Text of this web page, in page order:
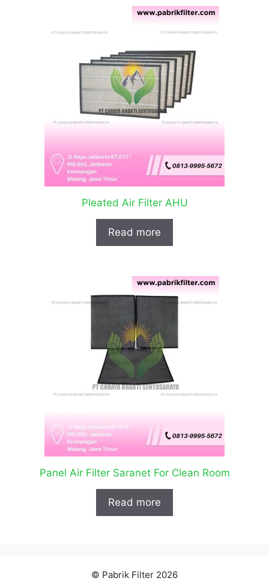
Pleated Air Filter AHU
Read more
Panel Air Filter Saranet For Clean Room
Read more
© Pabrik Filter 2026